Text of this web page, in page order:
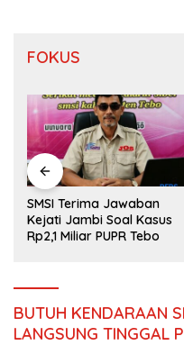
FOKUS
SMSI Terima Jawaban
Kejati Jambi Soal Kasus
Rp2,1 Miliar PUPR Tebo
BUTUH KENDARAAN
LANGSUNG TINGGAL